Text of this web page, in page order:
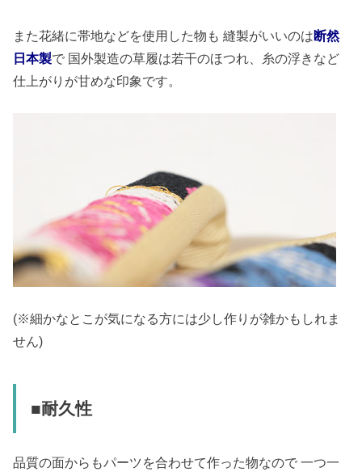
また花緒に帯地などを使用した物も 縫製がいいのは断然
日本製で 国外製造の草履は若干のほつれ、糸の浮きなど
仕上がりが甘めな印象です。
(※細かなとこが気になる方には少し作りが雑かもしれま
せん)
■耐久性
品質の面からもパーツを合わせて作った物なので 一つ一